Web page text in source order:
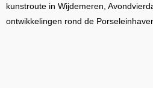
kunstroute in Wijdemeren,
ontwikkelingen rond de